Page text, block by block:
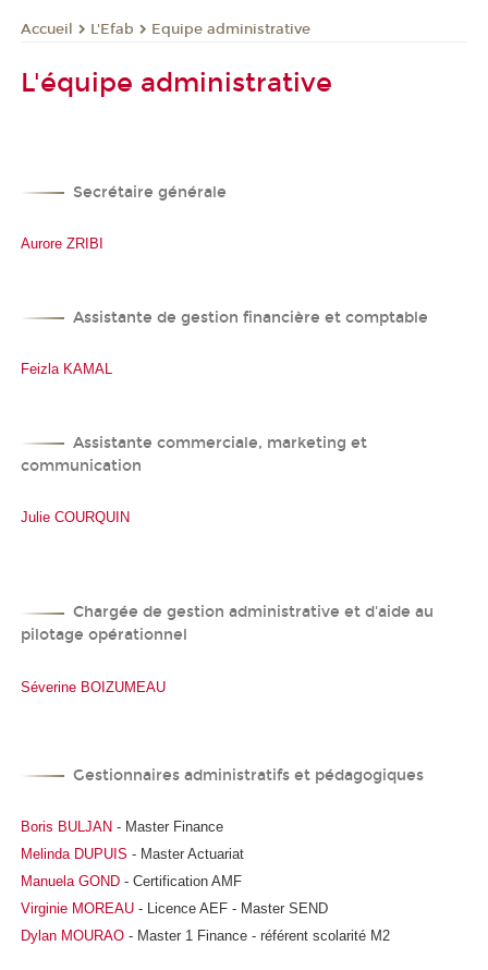
Accueil L'Efab Equipe administrative
L'équipe administrative
Secrétaire générale
Aurore ZRIBI
Assistante de gestion financière et comptable
Feizla KAMAL
Assistante commerciale, marketing et
communication
Julie COURQUIN
Chargée de gestion administrative et d'aide au
pilotage opérationnel
Séverine BOIZUMEAU
Gestionnaires administratifs et pédagogiques
Boris BULJAN - Master Finance
Melinda DUPUIS - Master Actuariat
Manuela GOND - Certification AMF
Virginie MOREAU - Licence AEF - Master SEND
Dylan MOURAO - Master 1 Finance - référent scolarité M2